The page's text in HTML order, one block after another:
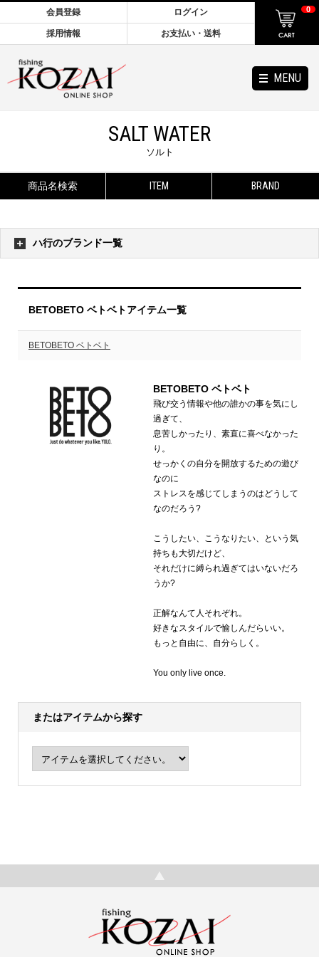
MENU
会員登録 ログイン
採用情報 お支払い・送料
0
SALT WATER
ソルト
商品名検索 ITEM BRAND
ハ行のブランド一覧
BETOBETO ベトベトアイテム一覧
BETOBETO ベトベト
BETOBETO ベトベト
飛び交う情報や他の誰かの事を気にし
過ぎて、
息苦しかったり、素直に喜べなかった
り。
せっかくの自分を開放するための遊び
なのに
ストレスを感じてしまうのはどうして
なのだろう?
こうしたい、こうなりたい、という気
持ちも大切だけど、
それだけに縛られ過ぎてはいないだろ
うか?
正解なんて人それぞれ。
好きなスタイルで愉しんだらいい。
もっと自由に、自分らしく。
You only live once.
またはアイテムから探す